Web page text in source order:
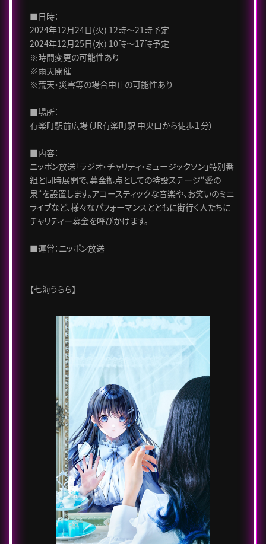
■日時：
2024年12月24日(火) 12時～21時予定
2024年12月25日(水) 10時～17時予定
※時間変更の可能性あり
※雨天開催
※荒天・災害等の場合中止の可能性あり
■場所：
有楽町駅前広場（JR有楽町駅 中央口から徒歩１分）
■内容：
ニッポン放送「ラジオ・チャリティ・ミュージックソン」特別番
組と同時展開で、募金拠点としての特設ステージ“愛の
泉“を設置します。アコースティックな音楽や、お笑いのミニ
ライブなど、様々なパフォーマンスとともに街行く人たちに
チャリティー募金を呼びかけます。
■運営：ニッポン放送
――― ――― ――― ――― ―――
【七海うらら】